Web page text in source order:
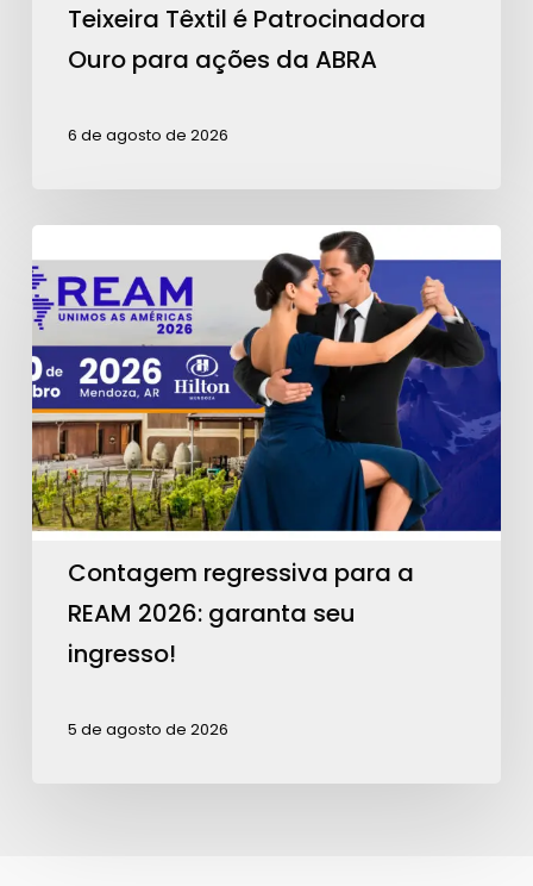
Teixeira Têxtil é Patrocinadora
Ouro para ações da ABRA
6 de agosto de 2026
regressiva
para
a
REAM
2026:
garanta
seu
ingresso!
Contagem regressiva para a
REAM 2026: garanta seu
ingresso!
5 de agosto de 2026